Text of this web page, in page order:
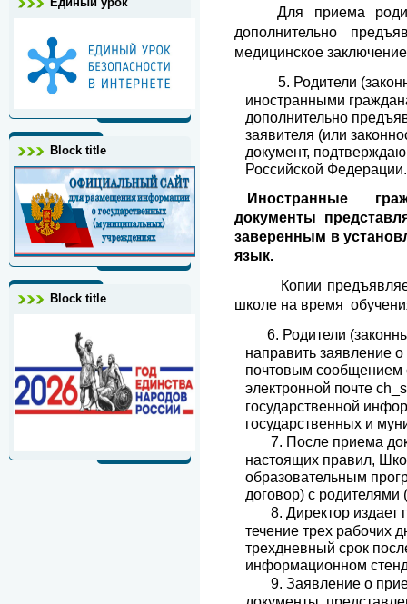
Block title
Block title
Для приема
дополнительно
медицинское
5. Родители
иностранными
дополнительно
заявителя (или
документ,
Российской
Иностранные
документы
заверенным в
язык.
Копии
школе на время
6. Родители
направить заявление
почтовым сообщением
электронной почте c
государственной
государственных и
7. После приема
настоящих правил,
образовательным
договор) с
8. Директор издает
течение трех рабочих
трехдневный срок
информационном
9. Заявление о